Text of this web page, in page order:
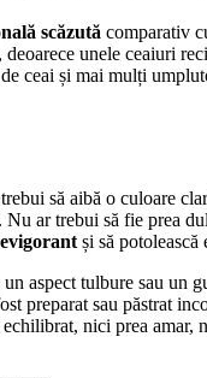
scăzută comparativ
deoarece unele ceaiuri
ceai și mai mulți
să aibă o culoare
ar trebui să fie prea
și să potolească
aspect tulbure sau un
preparat sau păstrat
nici prea amar,